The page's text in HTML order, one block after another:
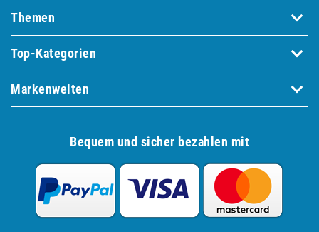
Themen
Top-Kategorien
Markenwelten
Bequem und sicher bezahlen mit